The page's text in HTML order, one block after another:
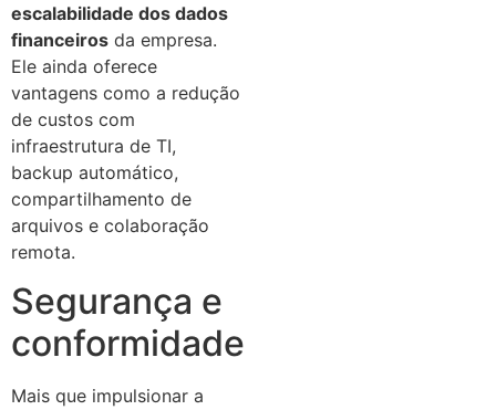
escalabilidade dos dados
financeiros da empresa.
Ele ainda oferece
vantagens como a redução
de custos com
infraestrutura de TI,
backup automático,
compartilhamento de
arquivos e colaboração
remota.
Segurança e
conformidade
Mais que impulsionar a